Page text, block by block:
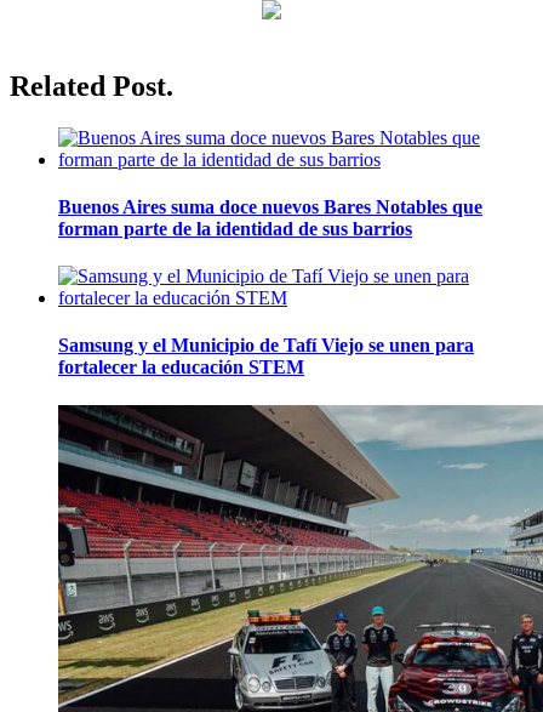
Related Post.
Buenos Aires suma doce nuevos Bares Notables que
forman parte de la identidad de sus barrios
Samsung y el Municipio de Tafí Viejo se unen para
fortalecer la educación STEM